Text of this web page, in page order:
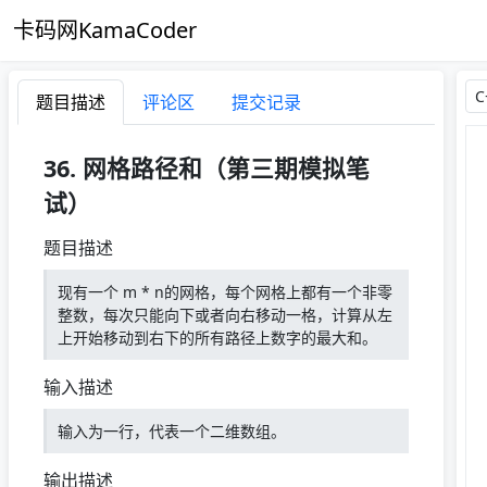
卡码网KamaCoder
题目描述 评论区 提交记录
36. 网格路径和（第三期模拟笔
试）
题目描述
现有一个 m * n的网格，每个网格上都有一个非零
整数，每次只能向下或者向右移动一格，计算从左
上开始移动到右下的所有路径上数字的最大和。
输入描述
输入为一行，代表一个二维数组。
输出描述